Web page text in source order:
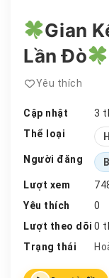
Gian
Lần Đò
Yêu thích
Cập nhật
3
Thể loại
Người đăng
Lượt xem
Yêu thích
0
Lượt theo dõi 0
Trạng thái